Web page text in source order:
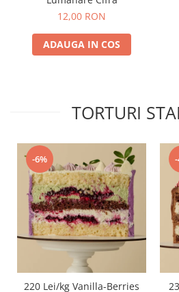
12,00 RON
ADAUGA IN COS
TORTURI
-6%
220 Lei/kg Vanilla-Berries